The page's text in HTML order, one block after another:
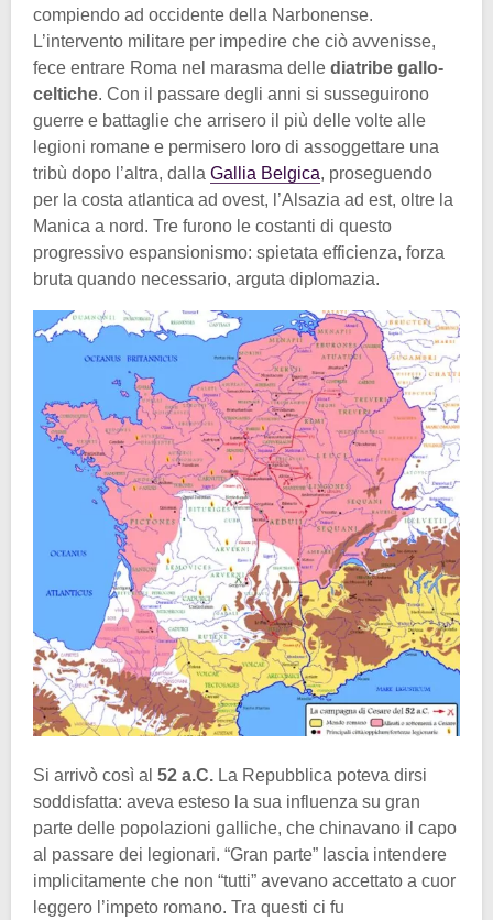
compiendo ad occidente della Narbonense.
L’intervento militare per impedire che ciò avvenisse,
fece entrare Roma nel marasma delle diatribe gallo-
celtiche. Con il passare degli anni si susseguirono
guerre e battaglie che arrisero il più delle volte alle
legioni romane e permisero loro di assoggettare una
tribù dopo l’altra, dalla Gallia Belgica, proseguendo
per la costa atlantica ad ovest, l’Alsazia ad est, oltre la
Manica a nord. Tre furono le costanti di questo
progressivo espansionismo: spietata efficienza, forza
bruta quando necessario, arguta diplomazia.
Si arrivò così al 52 a.C. La Repubblica poteva dirsi
soddisfatta: aveva esteso la sua influenza su gran
parte delle popolazioni galliche, che chinavano il capo
al passare dei legionari. “Gran parte” lascia intendere
implicitamente che non “tutti” avevano accettato a cuor
leggero l’impeto romano. Tra questi ci fu